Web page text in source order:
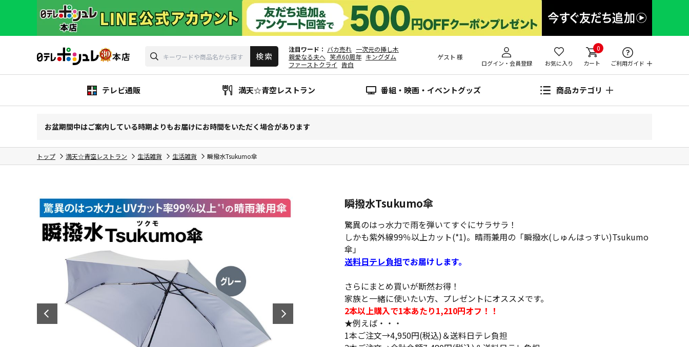
注目ワード バカ売れ 一次元の挿し木
親愛なる夫へ 笑点60周年 キングダム
ファーストクライ
告白
ゲスト 様
ログイン・会員登録 お気に入り
0
カート ご利用ガイド
テレビ通販 満天☆青空レストラン 番組・映画・イベントグッズ 商品カテゴリ
お盆期間中はご案内している時期よりもお届けにお時間をいただく場合があります
トップ 満天☆青空レストラン 生活雑貨 生活雑貨 瞬撥水Tsukumo傘
瞬撥水Tsukumo傘
驚異のはっ水力で雨を弾いてすぐにサラサラ！
しかも紫外線99％以上カット(*1)。晴雨兼用の「瞬撥水(しゅんはっすい)Tsukumo
傘」
送料日テレ負担でお届けします。
さらにまとめ買いが断然お得！
家族と一緒に使いたい方、プレゼントにオススメです。
2本以上購入で1本あたり1,210円オフ！！
★例えば・・・
1本ご注文→4,950円(税込)＆送料日テレ負担